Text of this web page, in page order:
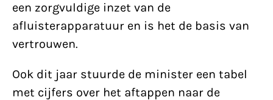
een zorgvuldige inzet van de
afluisterapparatuur en is het de basis van
vertrouwen.
Ook dit jaar stuurde de minister een tabel
met cijfers over het aftappen naar de